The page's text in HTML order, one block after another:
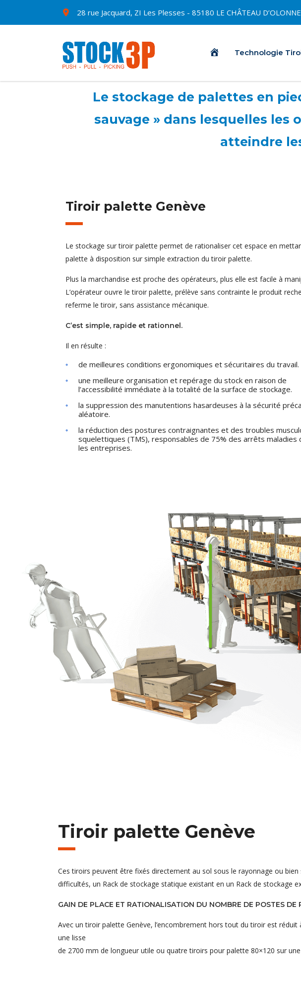
28 rue Jacquard, ZI Les Plesses - 85180 LE CHÂTEAU D’OLONNE
AccueilTechnologie
Le stockage de palettes en
sauvage » dans lesquelles
atteindre
Tiroir palette Genève
Le stockage sur tiroir palette permet de rationaliser cet espace en
palette à disposition sur simple extraction du tiroir palette.
Plus la marchandise est proche des opérateurs, plus elle est facile à
L’opérateur ouvre le tiroir palette, prélève sans contrainte le produit
referme le tiroir, sans assistance mécanique.
C’est simple, rapide et rationnel.
Il en résulte :
de meilleures conditions ergonomiques et sécuritaires du travail.
une meilleure organisation et repérage du stock en raison de
l’accessibilité immédiate à la totalité de la surface de stockage.
la suppression des manutentions hasardeuses à la sécurité
aléatoire.
la réduction des postures contraignantes et des troubles
squelettiques (TMS), responsables de 75% des arrêts maladies
les entreprises.
Tiroir palette Genève
Ces tiroirs peuvent être fixés directement au sol sous le rayonnage ou
difficultés, un Rack de stockage statique existant en un Rack de stockage
GAIN DE PLACE ET RATIONALISATION DU NOMBRE DE POSTES DE
Avec un tiroir palette Genève, l’encombrement hors tout du tiroir est
une lisse
de 2700 mm de longueur utile ou quatre tiroirs pour palette 80×120 sur